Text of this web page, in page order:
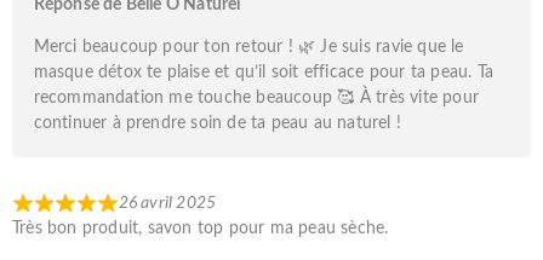
Réponse de Belle Ö Naturel
Merci beaucoup pour ton retour ! 🌿 Je suis ravie que le
masque détox te plaise et qu’il soit efficace pour ta peau. Ta
recommandation me touche beaucoup 🥰 À très vite pour
continuer à prendre soin de ta peau au naturel !
26 avril 2025
Très bon produit, savon top pour ma peau sèche.